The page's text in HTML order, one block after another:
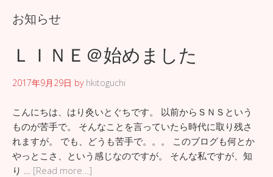
お知らせ
ＬＩＮＥ＠始めました
2017年9月29日 by hkitoguchi
こんにちは、はり灸いとぐちです。 以前からＳＮＳという
ものが苦手で。 そんなことを言っていたら時代に取り残さ
れますが。 でも、どうも苦手で。。。 このブログも何とか
やっとこさ、という感じなのですが。 そんな私ですが、知
り … [Read more…]